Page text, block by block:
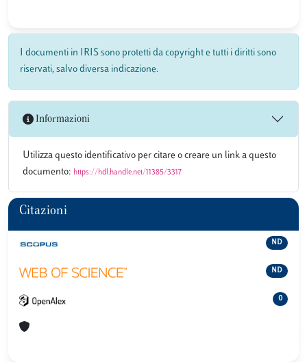
I documenti in IRIS sono protetti da copyright e tutti i diritti sono
riservati, salvo diversa indicazione.
Informazioni
Utilizza questo identificativo per citare o creare un link a questo
documento: https://hdl.handle.net/11385/3317
Citazioni
ND
ND
0